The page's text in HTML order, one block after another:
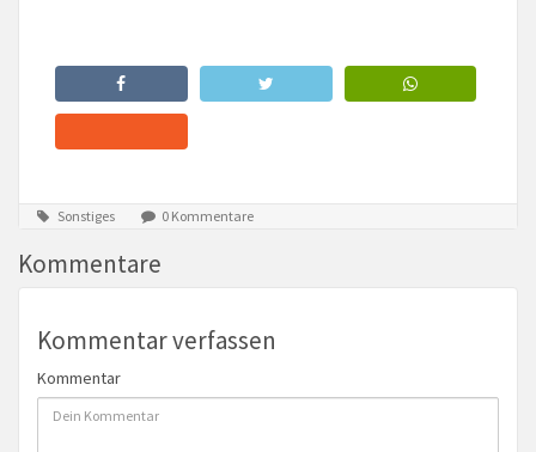
Sonstiges 0 Kommentare
Kommentare
Kommentar verfassen
Kommentar